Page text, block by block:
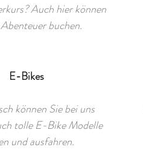
Auch hier können
buchen.
E-Bikes
können Sie bei uns
tolle E-Bike Modelle
und ausfahren.